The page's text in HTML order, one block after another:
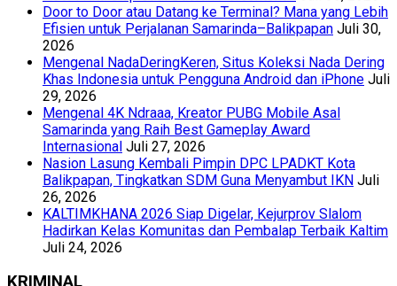
Door to Door atau Datang ke Terminal? Mana yang Lebih
Efisien untuk Perjalanan Samarinda–Balikpapan Juli 30,
2026
Mengenal NadaDeringKeren, Situs Koleksi Nada Dering
Khas Indonesia untuk Pengguna Android dan iPhone Juli
29, 2026
Mengenal 4K Ndraaa, Kreator PUBG Mobile Asal
Samarinda yang Raih Best Gameplay Award
Internasional Juli 27, 2026
Nasion Lasung Kembali Pimpin DPC LPADKT Kota
Balikpapan, Tingkatkan SDM Guna Menyambut IKN Juli
26, 2026
KALTIMKHANA 2026 Siap Digelar, Kejurprov Slalom
Hadirkan Kelas Komunitas dan Pembalap Terbaik Kaltim
Juli 24, 2026
KRIMINAL